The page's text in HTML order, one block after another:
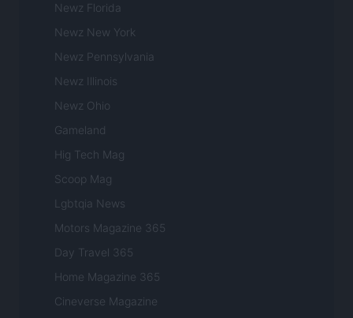
Newz Florida
Newz New York
Newz Pennsylvania
Newz Illinois
Newz Ohio
Gameland
Hig Tech Mag
Scoop Mag
Lgbtqia News
Motors Magazine 365
Day Travel 365
Home Magazine 365
Cineverse Magazine